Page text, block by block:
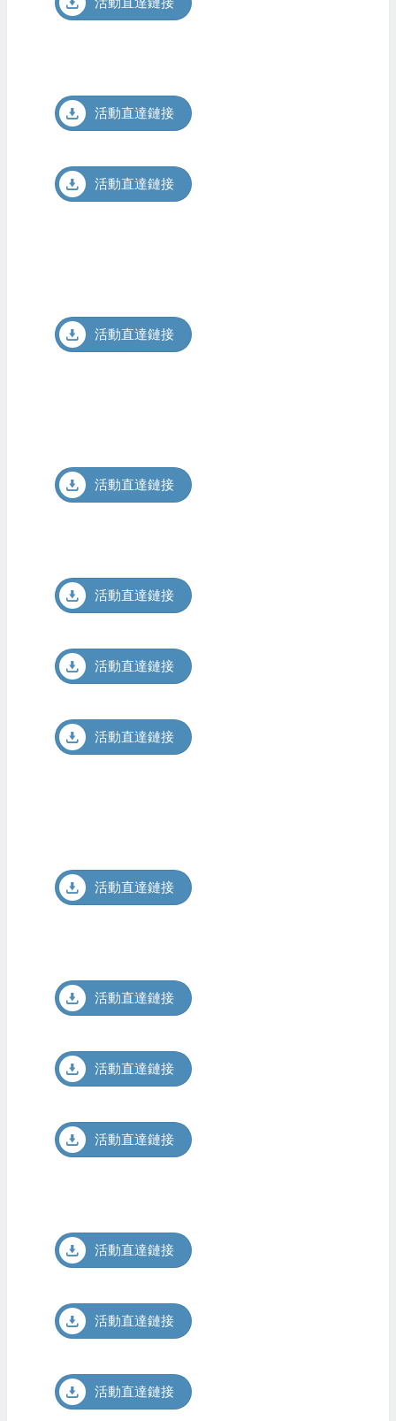
活動直達鏈接
活動直達鏈接
活動直達鏈接
活動直達鏈接
活動直達鏈接
活動直達鏈接
活動直達鏈接
活動直達鏈接
活動直達鏈接
活動直達鏈接
活動直達鏈接
活動直達鏈接
活動直達鏈接
活動直達鏈接